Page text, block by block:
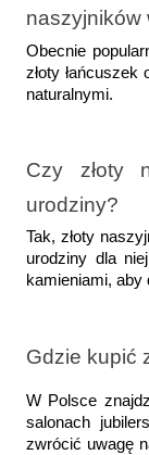
naszyjników
Obecnie
złoty
naturalnymi.
Czy złoty
urodziny?
Tak, złoty
urodziny dla
kamieniami, aby
Gdzie kupić
W Polsce
salonach
zwrócić uwagę